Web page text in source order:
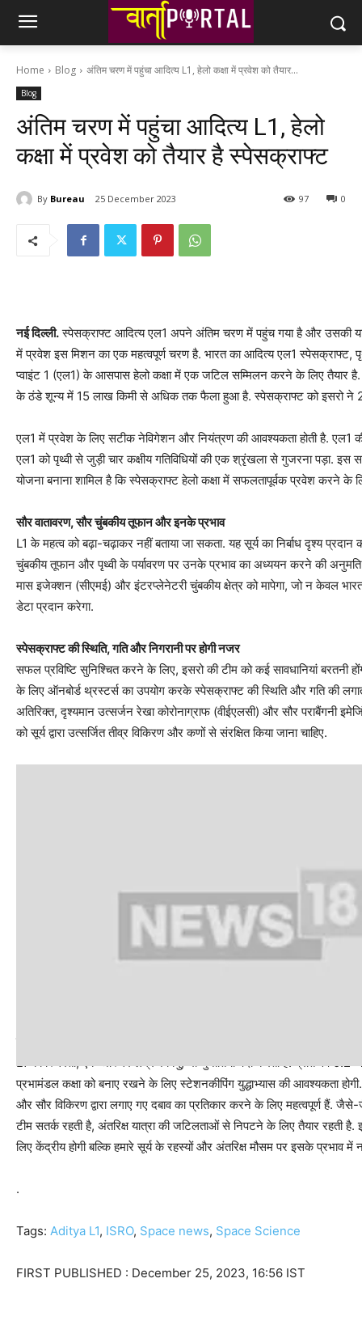
Home Blog अंतिम चरण में पहुंचा आदित्य L1, हेलो कक्षा में प्रवेश को तैयार...
Blog
अंतिम चरण में पहुंचा आदित्य L1, हेलो
कक्षा में प्रवेश को तैयार है स्‍पेसक्राफ्ट
By Bureau 25 December 2023 0
97
नई दिल्‍ली.स्‍पेसक्राफ्ट आदित्य एल1 अपने अंतिम चरण में पहुंच गया है और उसकी
में प्रवेश इस मिशन का एक महत्वपूर्ण चरण है. भारत का आदित्य एल1 स्‍पेसक्राफ्ट,
प्वाइंट 1 (एल1) के आसपास हेलो कक्षा में एक जटिल सम्मिलन करने के लिए तैयार
के ठंडे शून्य में 15 लाख किमी से अधिक तक फैला हुआ है. स्‍पेसक्राफ्ट को इसरो ने 2
एल1 में प्रवेश के लिए सटीक नेविगेशन और नियंत्रण की आवश्यकता होती है. एल1
एल1 को पृथ्वी से जुड़ी चार कक्षीय गतिविधियों की एक श्रृंखला से गुजरना पड़ा. इस
योजना बनाना शामिल है कि स्‍पेसक्राफ्ट हेलो कक्षा में सफलतापूर्वक प्रवेश करने
सौर वातावरण, सौर चुंबकीय तूफान और इनके प्रभाव
L1 के महत्व को बढ़ा-चढ़ाकर नहीं बताया जा सकता. यह सूर्य का निर्बाध दृश्य
चुंबकीय तूफान और पृथ्वी के पर्यावरण पर उनके प्रभाव का अध्ययन करने की
मास इजेक्शन (सीएमई) और इंटरप्लेनेटरी चुंबकीय क्षेत्र को मापेगा, जो न केवल
डेटा प्रदान करेगा.
स्‍पेसक्राफ्ट की स्थिति, गति और निगरानी पर होगी नजर
सफल प्रविष्टि सुनिश्चित करने के लिए, इसरो की टीम को कई सावधानियां बरतनी
के लिए ऑनबोर्ड थ्रस्टर्स का उपयोग करके स्‍पेसक्राफ्ट की स्थिति और गति की
अतिरिक्त, दृश्यमान उत्सर्जन रेखा कोरोनाग्राफ (वीईएलसी) और सौर पराबैंगनी
को सूर्य द्वारा उत्सर्जित तीव्र विकिरण और कणों से संरक्षित किया जाना चाहिए.
L1 की स्थिरता, एक अस्थिर लैग्रेंज बिंदु, भी चुनौतियाँ पैदा करती है. प्रति वर्ष
प्रभामंडल कक्षा को बनाए रखने के लिए स्टेशनकीपिंग युद्धाभ्यास की आवश्यकता
और सौर विकिरण द्वारा लगाए गए दबाव का प्रतिकार करने के लिए महत्वपूर्ण हैं.
टीम सतर्क रहती है, अंतरिक्ष यात्रा की जटिलताओं से निपटने के लिए तैयार
लिए केंद्रीय होगी बल्कि हमारे सूर्य के रहस्यों और अंतरिक्ष मौसम पर इसके प्रभाव में
.
Tags: Aditya L1, ISRO, Space news, Space Science
FIRST PUBLISHED : December 25, 2023, 16:56 IST